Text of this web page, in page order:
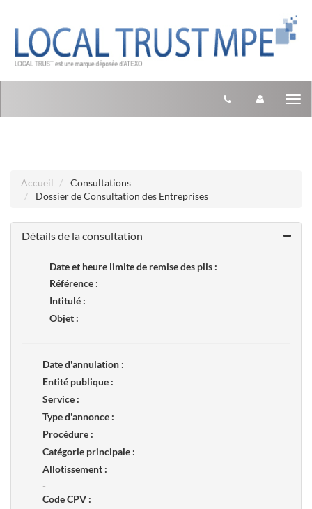
Accueil
Consultations
Dossier de Consultation des Entreprises
Détails de la consultation
Date et heure limite de remise des plis :
Référence :
Intitulé :
Objet :
Date d'annulation :
Entité publique :
Service :
Type d'annonce :
Procédure :
Catégorie principale :
Allotissement :
-
Code CPV :